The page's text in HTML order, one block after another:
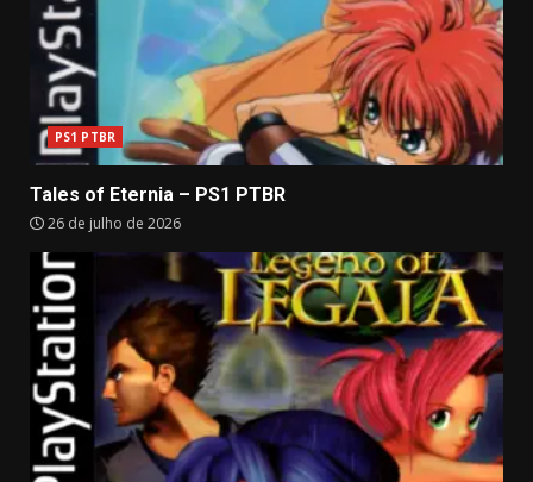
PS1 PTBR
Tales of Eternia – PS1 PTBR
26 de julho de 2026